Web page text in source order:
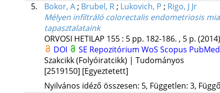
5.
Bokor, A ; Brubel, R ; Lukovich, P ; Rigo, J Jr
Mélyen infiltráló colorectalis endometriosis
tapasztalataink
ORVOSI HETILAP 155: 5 pp. 182-186. , 5 p. (2014)
DOI
SE Repozitórium WoS Scopus PubMed
Szakcikk (Folyóiratcikk) | Tudományos
[2519150] [Egyeztetett]
Nyilvános idéző összesen: 5, Független: 3,